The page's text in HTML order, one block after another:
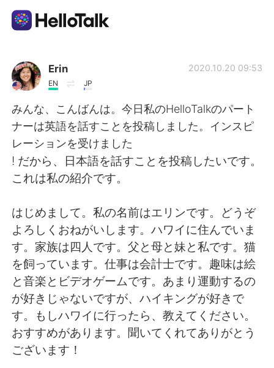
語学交換アプリ
AI Grammar Checker
日本語
English 简体中文
繁體中文 Español
العربية Français
Deutsch 한국어
Русский ไทย
Indonesia Italiano
Erin
EN JP
2020.10.20 09:53
みんな、こんばんは。今日私のHelloTalkのパート
ナーは英語を話すことを投稿しました。インスピ
レーションを受けました
! だから、日本語を話すことを投稿したいです。
これは私の紹介です。
はじめまして。私の名前はエリンです。どうぞ
よろしくおねがいします。ハワイに住んでいま
す。家族は四人です。父と母と妹と私です。猫
を飼っています。仕事は会計士です。趣味は絵
と音楽とビデオゲームです。あまり運動するの
が好きじゃないですが、ハイキングが好きで
す。もしハワイに行ったら、教えてください。
おすすめがあります。聞いてくれてありがとう
ございます！